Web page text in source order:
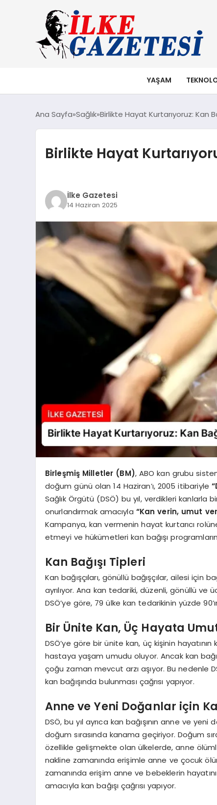
YAŞAM
Ana Sayfa Sağlık Birlikte Hayat Kurtarıyoruz: Kan
Birlikte Hayat
İlke Gazetesi
14 Haziran 2025
Birleşmiş Milletler (BM), ABO kan grubu
doğum günü olan 14 Haziran’ı, 2005 itibariyle
Sağlık Örgütü (DSÖ) bu yıl, verdikleri kanlarla
onurlandırmak amacıyla “Kan verin, umut
Kampanya, kan vermenin hayat kurtarıcı
etmeyi ve hükümetleri kan bağışı
Kan Bağışı Tipleri
Kan bağışçıları, gönüllü bağışçılar, ailesi için
ayrılıyor. Ana kan tedariki, düzenli, gönüllü ve
DSÖ’ye göre, 79 ülke kan tedarikinin yüzde
Bir Ünite Kan, Üç Hayata
DSÖ’ye göre bir ünite kan, üç kişinin hayatının
hastaya yaşam umudu oluyor. Ancak kan
çoğu zaman mevcut arzı aşıyor. Bu nedenle
kan bağışında bulunması çağrısı yapıyor.
Anne ve Yeni Doğanlar için
DSÖ, bu yıl ayrıca kan bağışının anne ve
doğum sırasında kanama geçiriyor. Doğum
özellikle gelişmekte olan ülkelerde, anne
nakline zamanında erişimle anne ve çocuk
zamanında erişim anne ve bebeklerin
amacıyla kan bağışı çağrısı yapıyor.